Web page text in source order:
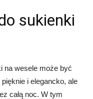
sukienki
na wesele może być
i elegancko, ale
całą noc. W tym